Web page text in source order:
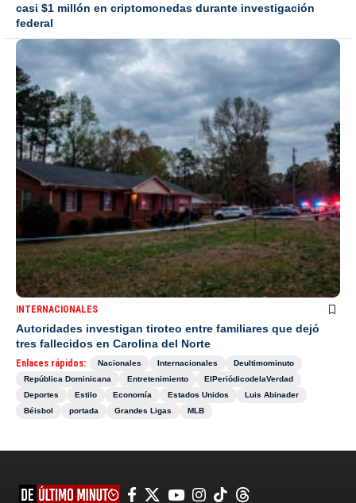
casi $1 millón en criptomonedas durante investigación
federal
INTERNACIONALES
Autoridades investigan tiroteo entre familiares que dejó
tres fallecidos en Carolina del Norte
Enlaces rápidos: Nacionales Internacionales
Deultimominuto
República Dominicana
Entretenimiento
ElPeriódicodelaVerdad
Deportes
Estilo Economía Estados Unidos
Luis Abinader
Béisbol
portada Grandes Ligas MLB